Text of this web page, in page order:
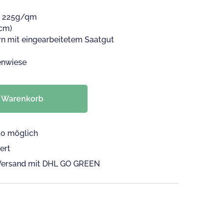
225g/qm
mit eingearbeitetem Saatgut
Warenkorb
möglich
mit DHL GO GREEN